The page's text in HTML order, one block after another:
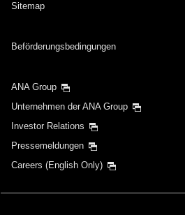
Sitemap
Beförderungsbedingungen
ANA Group
Unternehmen der ANA Group
Investor Relations
Pressemeldungen
Careers (English Only)